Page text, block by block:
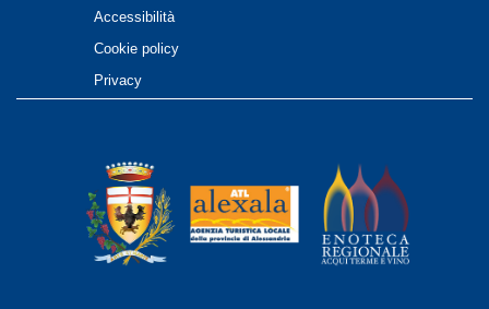
Accessibilità
Cookie policy
Privacy